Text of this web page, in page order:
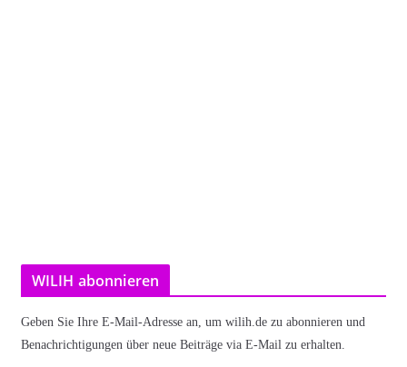
WILIH abonnieren
Geben Sie Ihre E-Mail-Adresse an, um wilih.de zu abonnieren und
Benachrichtigungen über neue Beiträge via E-Mail zu erhalten.